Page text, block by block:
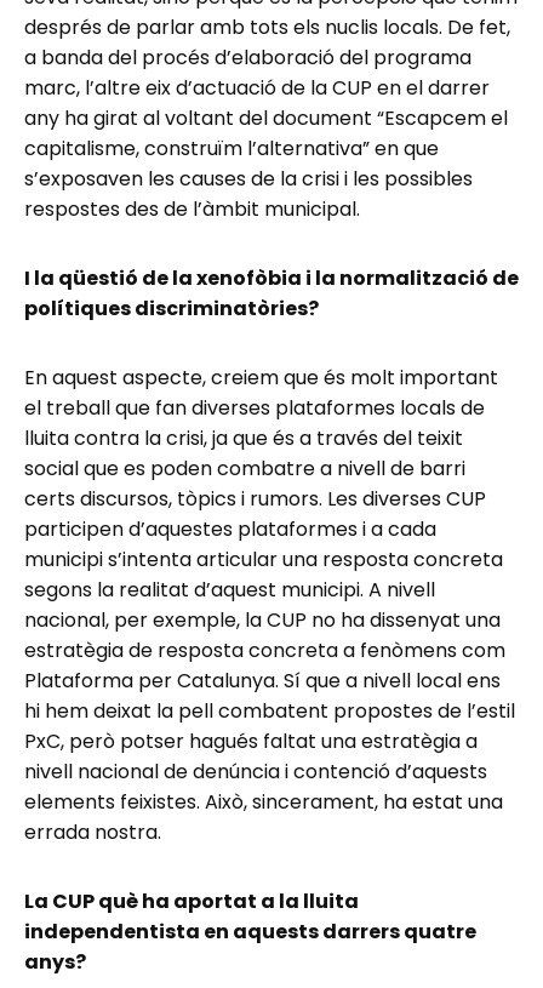
després de parlar amb tots els nuclis locals. De fet,
a banda del procés d’elaboració del programa
marc, l’altre eix d’actuació de la CUP en el darrer
any ha girat al voltant del document “Escapcem el
capitalisme, construïm l’alternativa” en que
s’exposaven les causes de la crisi i les possibles
respostes des de l’àmbit municipal.
I la qüestió de la xenofòbia i la normalització de
polítiques discriminatòries?
En aquest aspecte, creiem que és molt important
el treball que fan diverses plataformes locals de
lluita contra la crisi, ja que és a través del teixit
social que es poden combatre a nivell de barri
certs discursos, tòpics i rumors. Les diverses CUP
participen d’aquestes plataformes i a cada
municipi s’intenta articular una resposta concreta
segons la realitat d’aquest municipi. A nivell
nacional, per exemple, la CUP no ha dissenyat una
estratègia de resposta concreta a fenòmens com
Plataforma per Catalunya. Sí que a nivell local ens
hi hem deixat la pell combatent propostes de l’estil
PxC, però potser hagués faltat una estratègia a
nivell nacional de denúncia i contenció d’aquests
elements feixistes. Això, sincerament, ha estat una
errada nostra.
La CUP què ha aportat a la lluita
independentista en aquests darrers quatre
anys?